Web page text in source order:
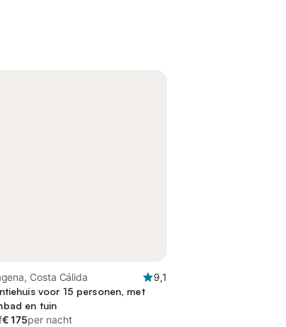
Costa Cálida
9,1
voor 15 personen, met
en tuin
€ 175per nacht